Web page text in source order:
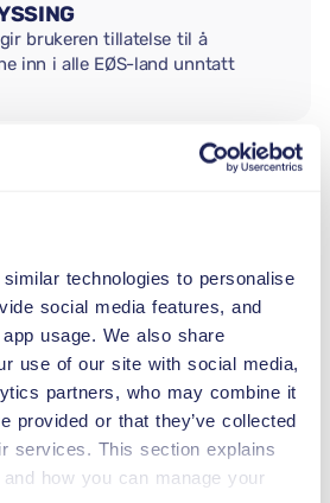
technologies to personalise
social media features, and
usage. We also share
use of our site with social media,
partners, who may combine it
provided or that they’ve collected
services. This section explains
how you can manage your
brukeren tillatelse til å
inn i alle EØS-land unntatt